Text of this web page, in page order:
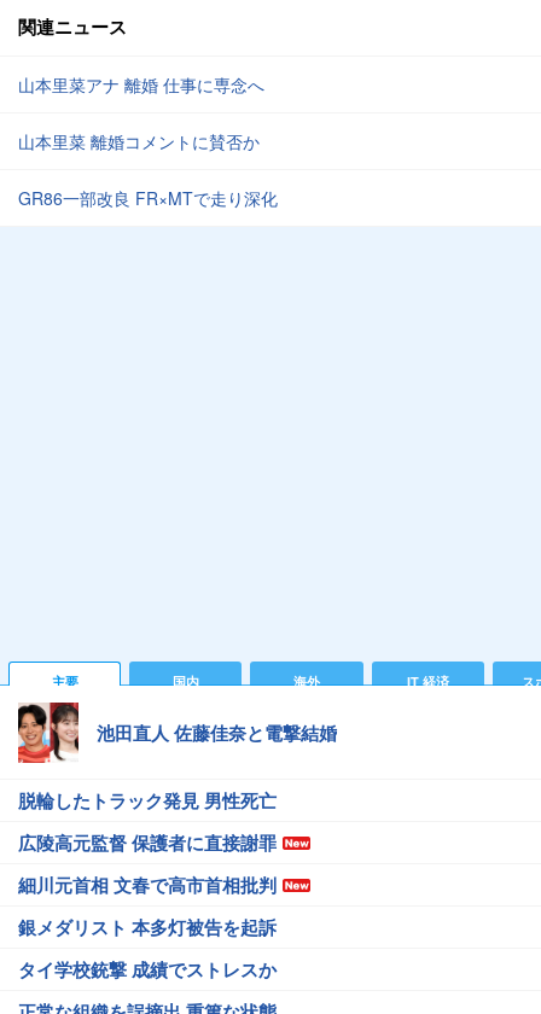
関連ニュース
山本里菜アナ 離婚 仕事に専念へ
山本里菜 離婚コメントに賛否か
GR86一部改良 FR×MTで走り深化
主要 国内 海外 IT 経済 ス
池田直人 佐藤佳奈と電撃結婚
脱輪したトラック発見 男性死亡
広陵高元監督 保護者に直接謝罪
細川元首相 文春で高市首相批判
銀メダリスト 本多灯被告を起訴
タイ学校銃撃 成績でストレスか